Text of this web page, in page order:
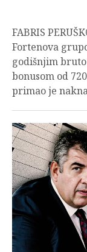
FABRIS
Fortenova
godišnjim
bonusom od
primao je